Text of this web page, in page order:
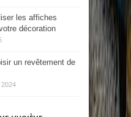
les affiches
décoration
un revêtement de